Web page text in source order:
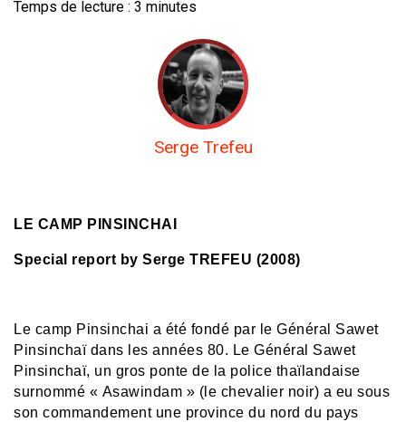
Temps de lecture : 3 minutes
Serge Trefeu
LE CAMP PINSINCHAI
Special report by Serge TREFEU (2008)
Le camp Pinsinchai a été fondé par le Général Sawet
Pinsinchaï dans les années 80. Le Général Sawet
Pinsinchaï, un gros ponte de la police thaïlandaise
surnommé « Asawindam » (le chevalier noir) a eu sous
son commandement une province du nord du pays